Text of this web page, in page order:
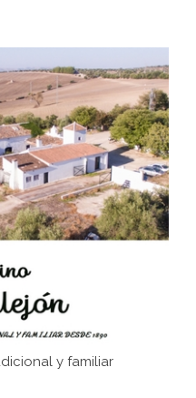
julio 1936
en el campo: del
de Los Hurones
y familiar